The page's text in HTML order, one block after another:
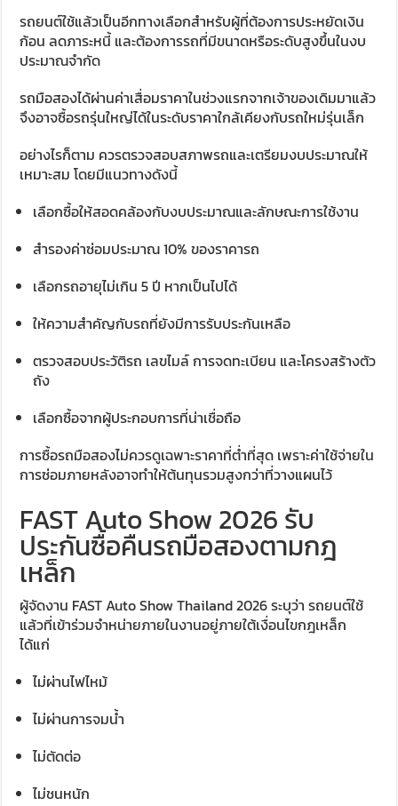
รถยนต์ใช้แล้วเป็นอีกทางเลือกสำหรับผู้ที่ต้องการประหยัดเงิน
ก้อน ลดภาระหนี้ และต้องการรถที่มีขนาดหรือระดับสูงขึ้นในงบ
ประมาณจำกัด
รถมือสองได้ผ่านค่าเสื่อมราคาในช่วงแรกจากเจ้าของเดิมมาแล้ว
จึงอาจซื้อรถรุ่นใหญ่ได้ในระดับราคาใกล้เคียงกับรถใหม่รุ่นเล็ก
อย่างไรก็ตาม ควรตรวจสอบสภาพรถและเตรียมงบประมาณให้
เหมาะสม โดยมีแนวทางดังนี้
เลือกซื้อให้สอดคล้องกับงบประมาณและลักษณะการใช้งาน
สำรองค่าซ่อมประมาณ 10% ของราคารถ
เลือกรถอายุไม่เกิน 5 ปี หากเป็นไปได้
ให้ความสำคัญกับรถที่ยังมีการรับประกันเหลือ
ตรวจสอบประวัติรถ เลขไมล์ การจดทะเบียน และโครงสร้างตัว
ถัง
เลือกซื้อจากผู้ประกอบการที่น่าเชื่อถือ
การซื้อรถมือสองไม่ควรดูเฉพาะราคาที่ต่ำที่สุด เพราะค่าใช้จ่ายใน
การซ่อมภายหลังอาจทำให้ต้นทุนรวมสูงกว่าที่วางแผนไว้
FAST Auto Show 2026 รับ
ประกันซื้อคืนรถมือสองตามกฎ
เหล็ก
ผู้จัดงาน FAST Auto Show Thailand 2026 ระบุว่า รถยนต์ใช้
แล้วที่เข้าร่วมจำหน่ายภายในงานอยู่ภายใต้เงื่อนไขกฎเหล็ก
ได้แก่
ไม่ผ่านไฟไหม้
ไม่ผ่านการจมน้ำ
ไม่ตัดต่อ
ไม่ชนหนัก